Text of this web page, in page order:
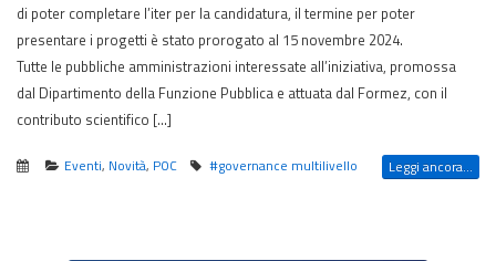
di poter completare l’iter per la candidatura, il termine per poter
presentare i progetti è stato prorogato al 15 novembre 2024.
Tutte le pubbliche amministrazioni interessate all’iniziativa, promossa
dal Dipartimento della Funzione Pubblica e attuata dal Formez, con il
contributo scientifico […]
Eventi, Novità, POC #governance multilivello Leggi ancora...